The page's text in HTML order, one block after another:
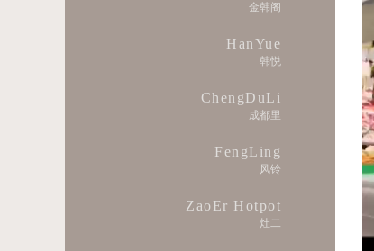
金韩阁
HanYue
韩悦
ChengDuLi
成都里
FengLing
风铃
ZaoEr Hotpot
灶二